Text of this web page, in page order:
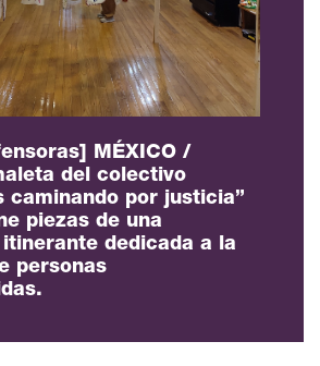
MÉXICO /
del colectivo
caminando por justicia”
piezas de una
dedicada a la
personas